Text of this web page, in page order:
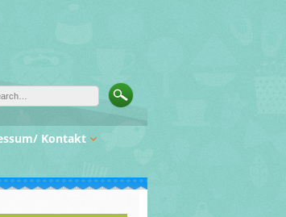
Kontakt